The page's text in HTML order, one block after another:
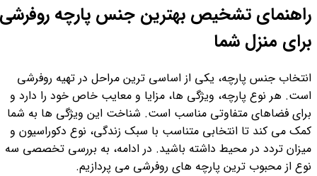
راهنمای تشخیص بهترین جنس پارچه روفرشی
برای منزل شما
انتخاب جنس پارچه، یکی از اساسی ترین مراحل در تهیه روفرشی
است. هر نوع پارچه، ویژگی ها، مزایا و معایب خاص خود را دارد و
برای فضاهای متفاوتی مناسب است. شناخت این ویژگی ها به شما
کمک می کند تا انتخابی متناسب با سبک زندگی، نوع دکوراسیون و
میزان تردد در محیط داشته باشید. در ادامه، به بررسی تخصصی سه
نوع از محبوب ترین پارچه های روفرشی می پردازیم.